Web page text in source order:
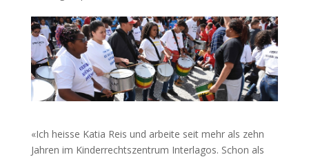
«Ich heisse Katia Reis und arbeite seit mehr als zehn
Jahren im Kinderrechtszentrum Interlagos. Schon als